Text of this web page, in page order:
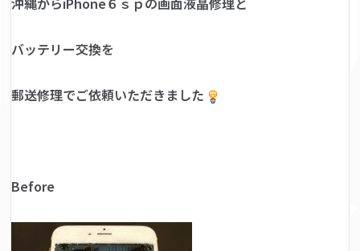
バッテリー交換を
郵送修理でご依頼いただきました
Before